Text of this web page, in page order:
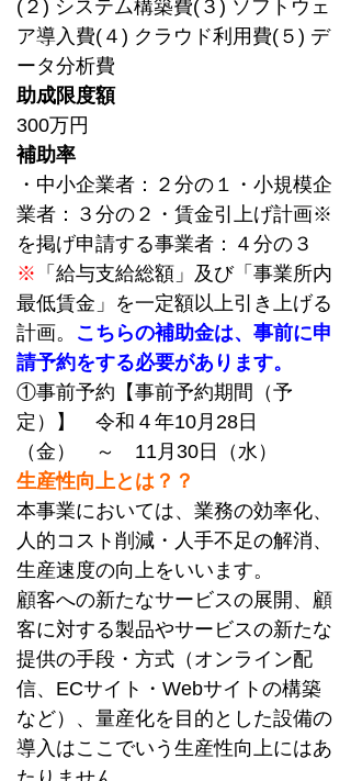
(２) システム構築費(３) ソフトウェ
ア導入費(４) クラウド利用費(５) デ
ータ分析費
助成限度額
300万円
補助率
・中小企業者：２分の１・小規模企
業者：３分の２・賃金引上げ計画※
を掲げ申請する事業者：４分の３
※ 「給与支給総額」及び「事業所内
最低賃金」を一定額以上引き上げる
計画。 こちらの補助金は、事前に申
請予約をする必要があります。
①事前予約【事前予約期間（予
定）】　令和４年10月28日
（金）　～　11月30日（水）
生産性向上とは？？
本事業においては、業務の効率化、
人的コスト削減・人手不足の解消、
生産速度の向上をいいます。
顧客への新たなサービスの展開、顧
客に対する製品やサービスの新たな
提供の手段・方式（オンライン配
信、ECサイト・Webサイトの構築
など）、量産化を目的とした設備の
導入はここでいう生産性向上にはあ